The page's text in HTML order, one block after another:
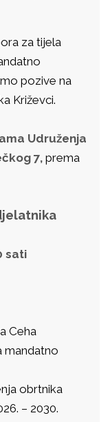
za tijela
pozive na
Križevci.
Udruženja
7, prema
sati
Ceha
mandatno
obrtnika
– 2030.